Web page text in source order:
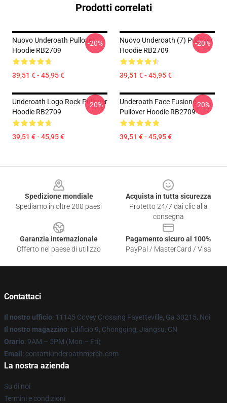
Prodotti correlati
Nuovo Underoath Pullover
Hoodie RB2709
39,51 € - 45,95 €
-20%
Nuovo Underoath (7) Pullover
Hoodie RB2709
39,51 € - 45,95 €
-20%
Underoath Logo Rock Pullover
Hoodie RB2709
39,51 € - 45,95 €
-20%
Underoath Face Fusione
Pullover Hoodie RB2709
39,51 € - 45,95 €
-20%
Spedizione mondiale
Spediamo in oltre 200 paesi
Acquista in tutta sicurezza
Protetto 24/7 dai clic alla
consegna
Garanzia internazionale
Offerto nel paese di utilizzo
Pagamento sicuro al 100%
PayPal / MasterCard / Visa
Contattaci
Il nostro ufficio: 11145 Covey Crossing Fayetteville, Ga 30215, Noi
Il nostro magazzino: Edificio 9, Chongqing, Jiangsu, CN
Orario: 9AM – 5PM (Mon – Fri)
Email : contattiunderoathmerch.com
La nostra azienda
Su di noi
Termini e condizioni